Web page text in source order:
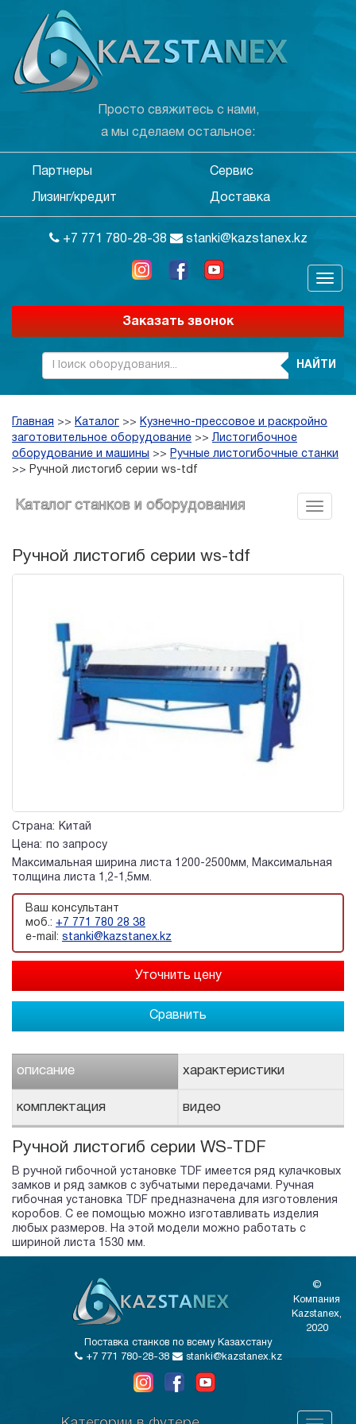
Просто свяжитесь с нами,
а мы сделаем остальное:
Партнеры Сервис
Лизинг/кредит Доставка
+7 771 780-28-38 stanki@kazstanex.kz
Заказать звонок
НАЙТИ
Главная >> Каталог >> Кузнечно-прессовое и раскройно
заготовительное оборудование >>Листогибочное
оборудование и машины
>> Ручные листогибочные станки
>> Ручной листогиб серии ws-tdf
Каталог станков и оборудования
Ручной листогиб серии ws-tdf
Страна:
Китай
Цена:
по запросу
Максимальная ширина листа 1200-2500мм, Максимальная
толщина листа 1,2-1,5мм.
Ваш консультант
моб.: +7 771 780 28 38
e-mail: stanki@kazstanex.kz
Сравнить
описание характеристики
комплектация видео
Ручной листогиб серии WS-TDF
В ручной гибочной установке TDF имеется ряд кулачковых
замков и ряд замков с зубчатыми передачами. Ручная
гибочная установка TDF предназначена для изготовления
коробов. С ее помощью можно изготавливать изделия
любых размеров. На этой модели можно работать с
шириной листа 1530 мм.
©
Компания
Kazstanex,
2020
Поставка станков по всему Казахстану
+7 771 780-28-38
stanki@kazstanex.kz